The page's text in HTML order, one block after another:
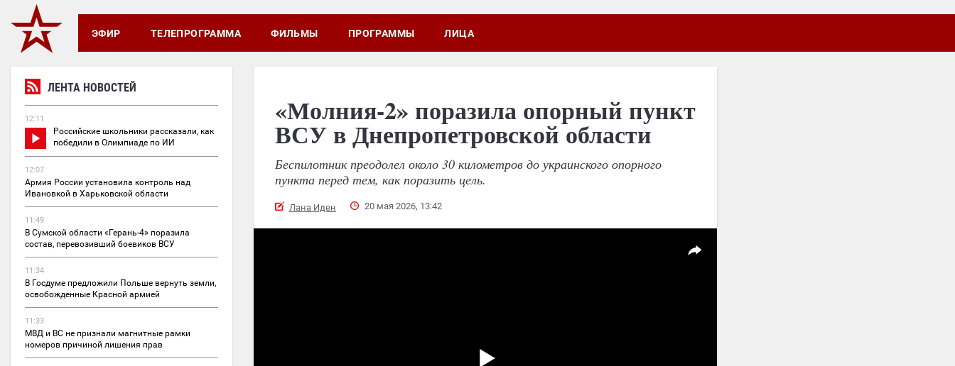
ЭФИР ТЕЛЕПРОГРАММА ФИЛЬМЫ ПРОГРАММЫ ЛИЦА
ЛЕНТА НОВОСТЕЙ
12:11
Российские школьники рассказали, как
победили в Олимпиаде по ИИ
12:07
Армия России установила контроль над
Ивановкой в Харьковской области
11:49
В Сумской области «Герань-4» поразила
состав, перевозивший боевиков ВСУ
11:34
В Госдуме предложили Польше вернуть земли,
освобожденные Красной армией
11:33
МВД и ВС не признали магнитные рамки
номеров причиной лишения прав
«Молния-2» поразила опорный пункт
ВСУ в Днепропетровской области
Беспилотник преодолел около 30 километров до украинского опорного
пункта перед тем, как поразить цель.
Лана Иден 20 мая 2026, 13:42